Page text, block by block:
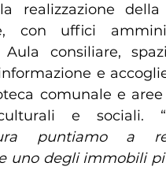
realizzazione
con uffici
Aula consiliare,
e
comunale e
e sociali. “
puntiamo a
uno degli immobili